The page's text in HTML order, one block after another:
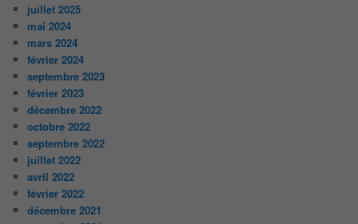
juillet 2025
mai 2024
mars 2024
février 2024
septembre 2023
février 2023
décembre 2022
octobre 2022
septembre 2022
juillet 2022
avril 2022
février 2022
décembre 2021